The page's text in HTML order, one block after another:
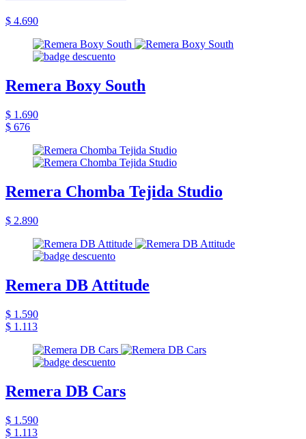
$ 4.690
Remera Boxy South
$ 1.690
$ 676
Remera Chomba Tejida Studio
$ 2.890
Remera DB Attitude
$ 1.590
$ 1.113
Remera DB Cars
$ 1.590
$ 1.113